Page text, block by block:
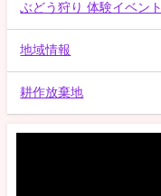
ぶどう狩り 体験イベント
地域情報
耕作放棄地